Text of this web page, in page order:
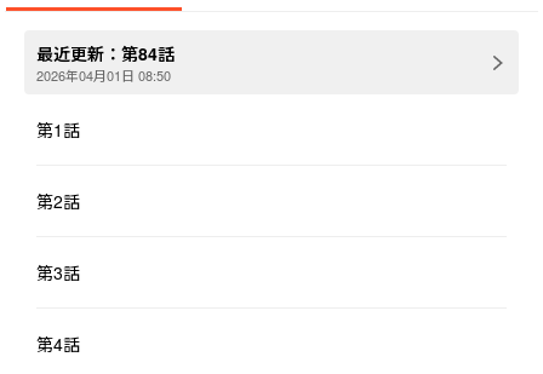
人望ではマイナスの値を誇る、超雑魚・悪役領主のモブオだっ
た。
しかも、多くの武将や兵士を配下にしたがえて戦う国盗りシミ
う最悪の状況だった。
をめざす。
新。すでに２０万字ほど書きためがあります）
最近更新： 第84話
2026年04月01日 08:50
第1話
第2話
第3話
第4話